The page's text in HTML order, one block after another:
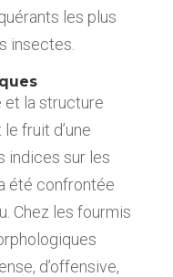
les plus
insectes.
et la structure
fruit d’une
indices sur les
été confrontée
Chez les fourmis
d’offensive,